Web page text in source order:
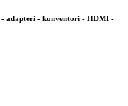
- adapteri - konventori - HDMI -